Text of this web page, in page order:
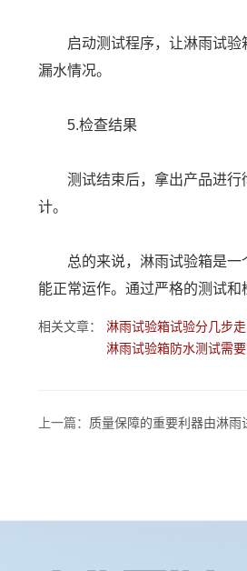
启动测试程序，让淋雨试验箱
漏水情况。
5.检查结果
测试结束后，拿出产品进行彻
计。
总的来说，淋雨试验箱是一个
能正常运作。通过严格的测试和
相关文章： 淋雨试验箱试验分几步
淋雨试验箱防水测试需
上一篇： 质量保障的重要利器由淋雨